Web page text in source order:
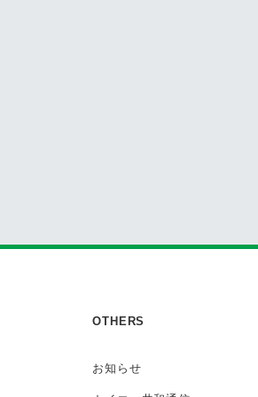
OTHERS
お知らせ